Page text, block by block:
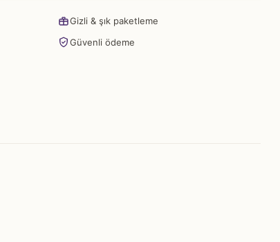
Gizli & şık paketleme
Güvenli ödeme